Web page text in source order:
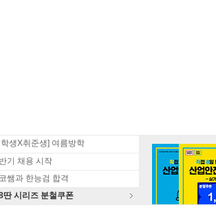
학생X취준생] 여름방학
기 채용 시작
쌤과 한능검 합격
딴 시리즈 분철쿠폰